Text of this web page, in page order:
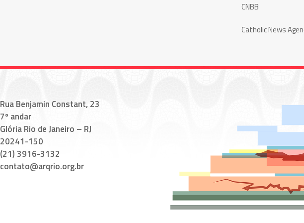
CNBB
Catholic News
Rua Benjamin Constant, 23
7º andar
Glória Rio de Janeiro – RJ
20241-150
(21) 3916-3132
contato@arqrio.org.br